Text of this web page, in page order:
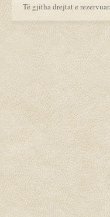
Të gjitha drejtat e